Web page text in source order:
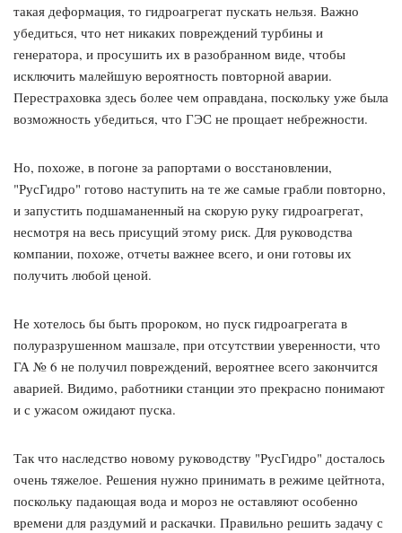
такая деформация, то гидроагрегат пускать нельзя. Важно
убедиться, что нет никаких повреждений турбины и
генератора, и просушить их в разобранном виде, чтобы
исключить малейшую вероятность повторной аварии.
Перестраховка здесь более чем оправдана, поскольку уже была
возможность убедиться, что ГЭС не прощает небрежности.
Но, похоже, в погоне за рапортами о восстановлении,
"РусГидро" готово наступить на те же самые грабли повторно,
и запустить подшаманенный на скорую руку гидроагрегат,
несмотря на весь присущий этому риск. Для руководства
компании, похоже, отчеты важнее всего, и они готовы их
получить любой ценой.
Не хотелось бы быть пророком, но пуск гидроагрегата в
полуразрушенном машзале, при отсутствии уверенности, что
ГА № 6 не получил повреждений, вероятнее всего закончится
аварией. Видимо, работники станции это прекрасно понимают
и с ужасом ожидают пуска.
Так что наследство новому руководству "РусГидро" досталось
очень тяжелое. Решения нужно принимать в режиме цейтнота,
поскольку падающая вода и мороз не оставляют особенно
времени для раздумий и раскачки. Правильно решить задачу с